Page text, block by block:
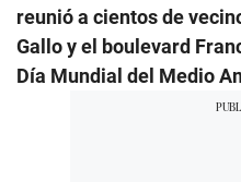
reunió a cientos de
Gallo y el boulevard
Día Mundial del Medio